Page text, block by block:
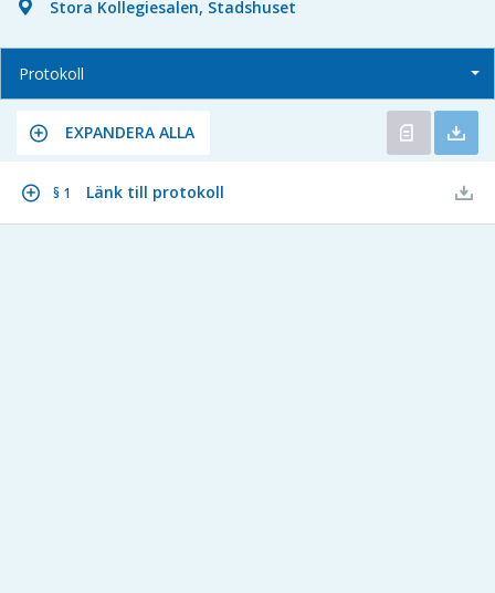
Stora Kollegiesalen, Stadshuset
Protokoll
EXPANDERA ALLA
§ 1 Länk till protokoll